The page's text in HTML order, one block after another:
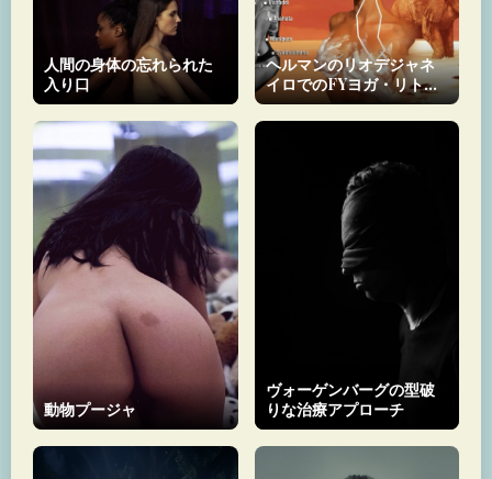
人間の身体の忘れられた
入り口
ヘルマンのリオデジャネ
イロでのFYヨガ・リトリ
ート
動物プージャ
ヴォーゲンバーグの型破
りな治療アプローチ